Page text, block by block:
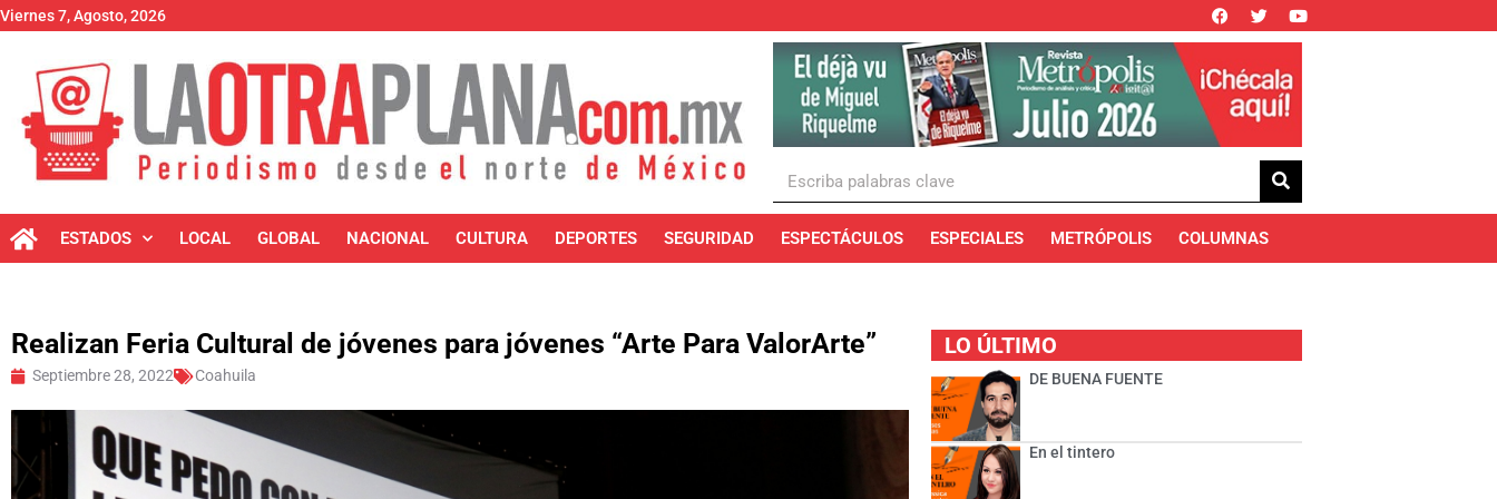
Viernes 7, Agosto, 2026
ESTADOS LOCAL GLOBAL NACIONAL CULTURA DEPORTES SEGURIDAD ESPECTÁCULOS ESPECIALES METRÓPOLIS COLUMNAS
Realizan Feria Cultural de jóvenes para jóvenes “Arte Para ValorArte”
Septiembre 28, 2022 Coahuila
LO ÚLTIMO
DE BUENA FUENTE
En el tintero